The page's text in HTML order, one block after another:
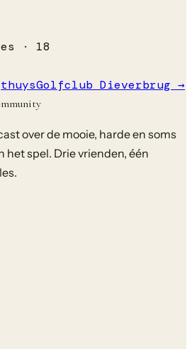
· 18
Golfclub Dieverbrug →
over de mooie, harde en soms
het spel. Drie vrienden, één